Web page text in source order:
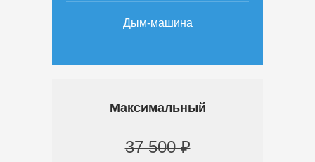
Дым-машина
Максимальный
37 500 ₽